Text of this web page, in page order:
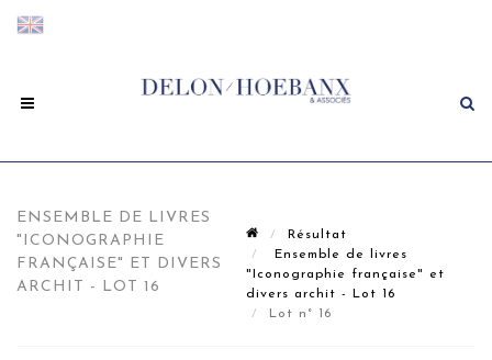
ENSEMBLE DE LIVRES
"ICONOGRAPHIE
FRANÇAISE" ET DIVERS
ARCHIT - LOT 16
Résultat
Ensemble de livres
"Iconographie française" et
divers archit - Lot 16
Lot n° 16